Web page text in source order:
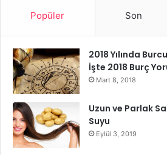
Ağrısının Nedenini
Hastanın muayene edilmesi, doktora
ek ipuçları sağlayacaktır. Doktor
gelen seslerin varlığı,
İltihap belirtilerinin varlığı (muayene
Popüler Son
2018 Yılında
İşte 2018 Burç
Mart 8, 2018
Uzun ve Parlak
Suyu
Eylül 3, 2019